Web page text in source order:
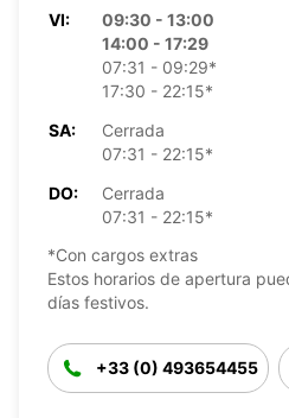
VI:
09:30 - 13:00
14:00 - 17:29
07:31 - 09:29*
17:30 - 22:15*
SA:
Cerrada
07:31 - 22:15*
DO:
Cerrada
07:31 - 22:15*
*Con cargos extras
Estos horarios de apertura
días festivos.
+33 (0) 493654455